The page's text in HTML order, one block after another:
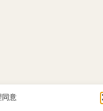
同意